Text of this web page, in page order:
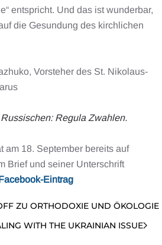
entspricht. Und das ist wunderbar,
die Gesundung des kirchlichen
Vorsteher des St. Nikolaus-
Regula Zwahlen.
am 18. September bereits auf
Brief und seiner Unterschrift
Eintrag
ZU ORTHODOXIE UND ÖKOLOGIE
WITH THE UKRAINIAN ISSUE